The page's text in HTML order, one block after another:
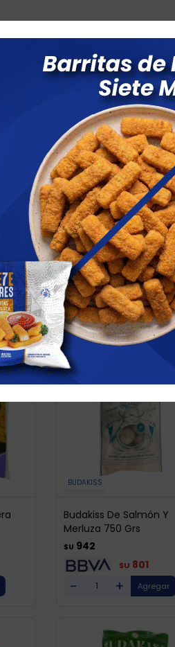
a $ 1500 costo de envío $60
Ofertas
BUDAKISS
Budakiss De Salmón Y
Merluza 750 Grs
$U 942
$U 801
- +